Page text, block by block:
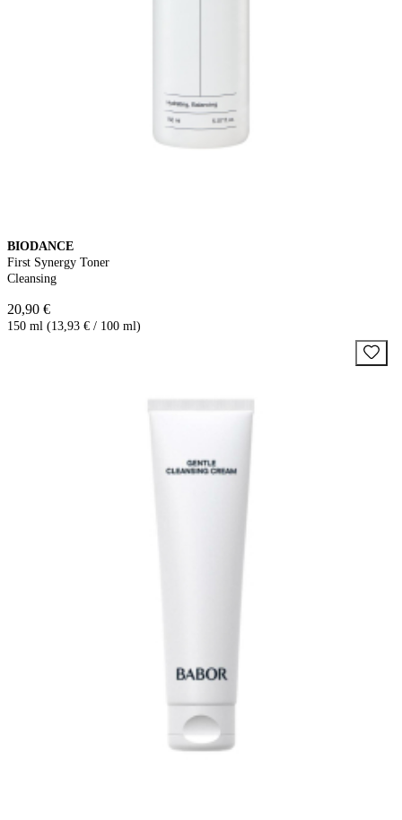
BIODANCE
First Synergy Toner
Cleansing
20,90 €
150 ml (13,93 € / 100 ml)